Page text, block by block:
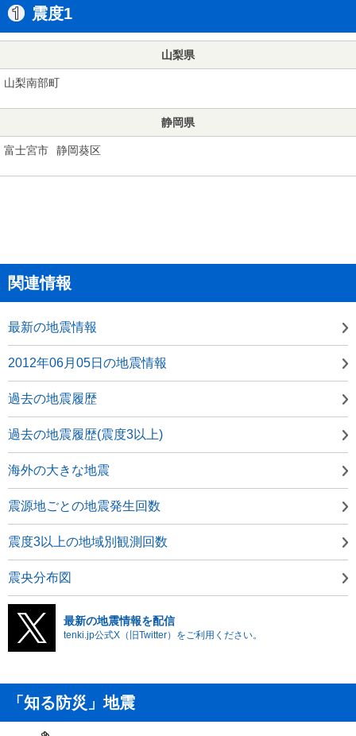
震度1
山梨県
山梨南部町
静岡県
富士宮市 静岡葵区
関連情報
最新の地震情報
2012年06月05日の地震情報
過去の地震履歴
過去の地震履歴(震度3以上)
海外の大きな地震
震源地ごとの地震発生回数
震度3以上の地域別観測回数
震央分布図
最新の地震情報を配信
tenki.jp公式X（旧Twitter）をご利用ください。
「知る防災」地震